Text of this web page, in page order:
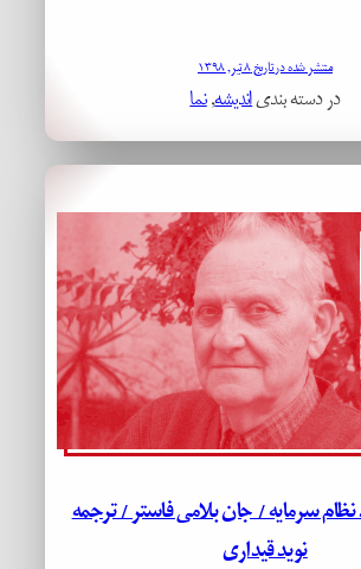
منتشر شده در تاریخ ۸ تیر, ۱۳۹۸
در دسته بندیاندیشه, نما
سرمایه / جان بلامی فاستر / ترجمه
نوید قیداری